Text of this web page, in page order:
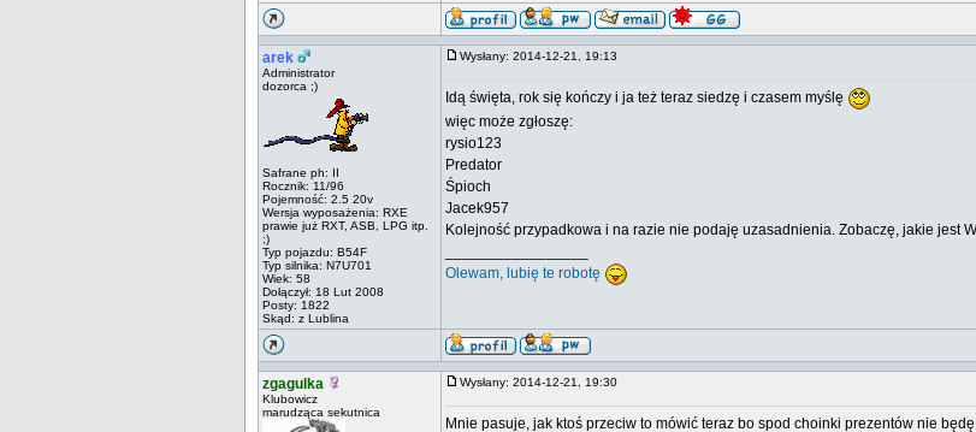
arek
Administrator
dozorca ;)
Safrane ph: II
Rocznik: 11/96
Pojemność: 2.5 20v
Wersja wyposażenia: RXE
prawie już RXT, ASB, LPG itp.
;)
Typ pojazdu: B54F
Typ silnika: N7U701
Wiek: 58
Dołączył: 18 Lut 2008
Posty: 1822
Skąd: z Lublina
Wysłany: 2014-12-21, 19:13
Idą święta, rok się kończy i ja też teraz siedzę i czasem myślę
więc może zgłoszę:
rysio123
Predator
Śpioch
Jacek957
Kolejność przypadkowa i na razie nie podaję uzasadnienia. Zobaczę, jakie jest
Olewam, lubię te robotę
zgagulka
Klubowicz
marudząca sekutnica
Wysłany: 2014-12-21, 19:30
Mnie pasuje, jak ktoś przeciw to mówić teraz bo spod choinki prezentów nie